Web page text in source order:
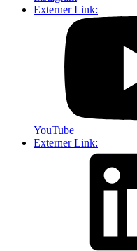
Externer Link:
YouTube
Externer Link: